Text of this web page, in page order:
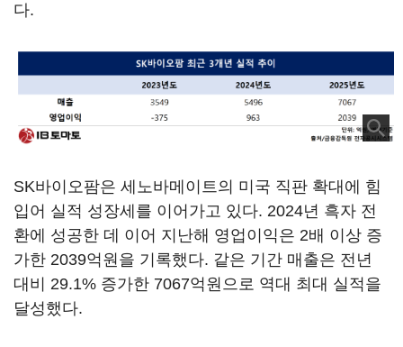
다.
SK바이오팜은 세노바메이트의 미국 직판 확대에 힘
입어 실적 성장세를 이어가고 있다. 2024년 흑자 전
환에 성공한 데 이어 지난해 영업이익은 2배 이상 증
가한 2039억원을 기록했다. 같은 기간 매출은 전년
대비 29.1% 증가한 7067억원으로 역대 최대 실적을
달성했다.